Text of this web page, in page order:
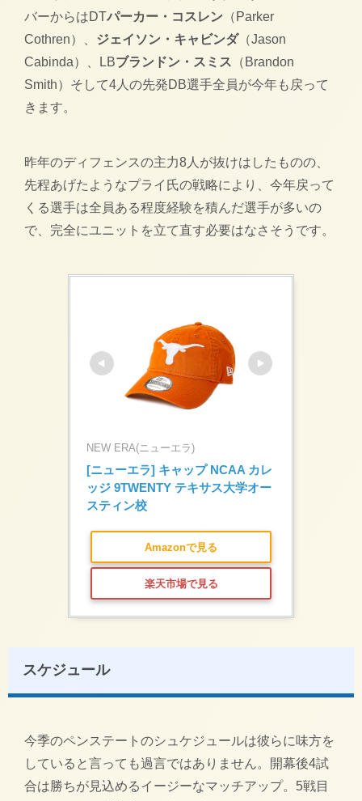
バーからはDTパーカー・コスレン （Parker
Cothren）、 ジェイソン・キャビンダ（Jason
Cabinda）、LBブランドン・スミス （Brandon
Smith）そして4人の先発DB選手全員が今年も戻って
きます。
昨年のディフェンスの主力8人が抜けはしたものの、
先程あげたようなプライ氏の戦略により、今年戻って
くる選手は全員ある程度経験を積んだ選手が多いの
で、完全にユニットを立て直す必要はなさそうです。
NEW ERA(ニューエラ)
[ニューエラ] キャップ NCAA カレ
ッジ 9TWENTY テキサス大学オー
スティン校
Amazonで見る
楽天市場で見る
スケジュール
今季のペンステートのシュケジュールは彼らに味方を
していると言っても過言ではありません。開幕後4試
合は勝ちが見込めるイージーなマッチアップ。5戦目